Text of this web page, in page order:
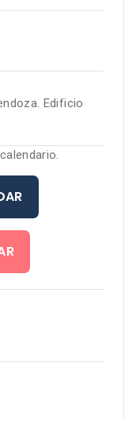
Edificio